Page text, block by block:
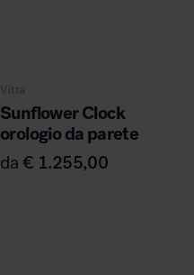
Vitra
Sunflower Clock
orologio da parete
da€ 1.255,00